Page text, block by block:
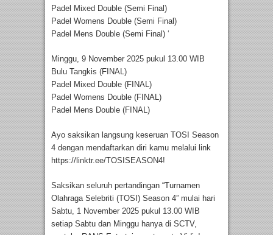
Padel Mixed Double (Semi Final)
Padel Womens Double (Semi Final)
Padel Mens Double (Semi Final) ‘
Minggu, 9 November 2025 pukul 13.00 WIB
Bulu Tangkis (FINAL)
Padel Mixed Double (FINAL)
Padel Womens Double (FINAL)
Padel Mens Double (FINAL)
Ayo saksikan langsung keseruan TOSI Season
4 dengan mendaftarkan diri kamu melalui link
https://linktr.ee/TOSISEASON4!
Saksikan seluruh pertandingan “Turnamen
Olahraga Selebriti (TOSI) Season 4” mulai hari
Sabtu, 1 November 2025 pukul 13.00 WIB
setiap Sabtu dan Minggu hanya di SCTV,